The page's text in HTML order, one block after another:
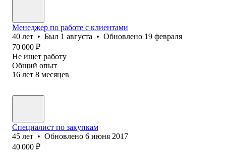
Менеджер по работе с клиентами
40 лет • Был 1 августа • Обновлено 19 февраля
70 000 ₽
Не ищет работу
Общий опыт
16 лет 8 месяцев
Специалист по закупкам
45 лет • Обновлено 6 июня 2017
40 000 ₽